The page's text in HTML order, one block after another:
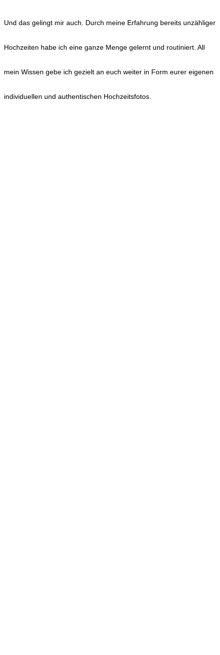
Und das gelingt mir auch. Durch meine Erfahrung bereits unzähliger
Hochzeiten habe ich eine ganze Menge gelernt und routiniert. All
mein Wissen gebe ich gezielt an euch weiter in Form eurer eigenen
individuellen und authentischen Hochzeitsfotos.